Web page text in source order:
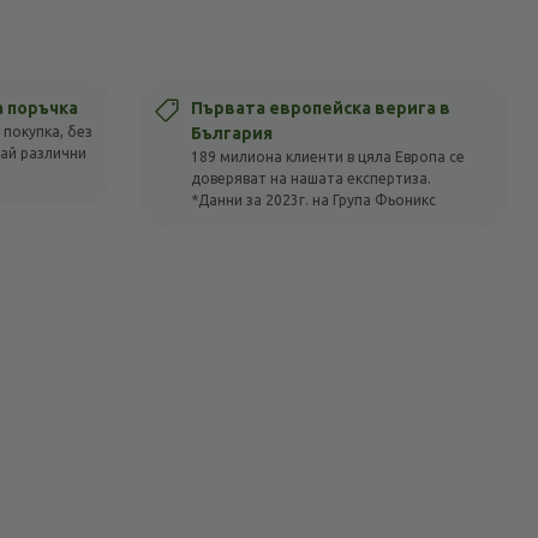
поръчка
без
различни
Първата европейска верига в
България
189 милиона клиенти в цяла Европа се
доверяват на нашата експертиза.
*Данни за 2023г. на Група Фьоникс